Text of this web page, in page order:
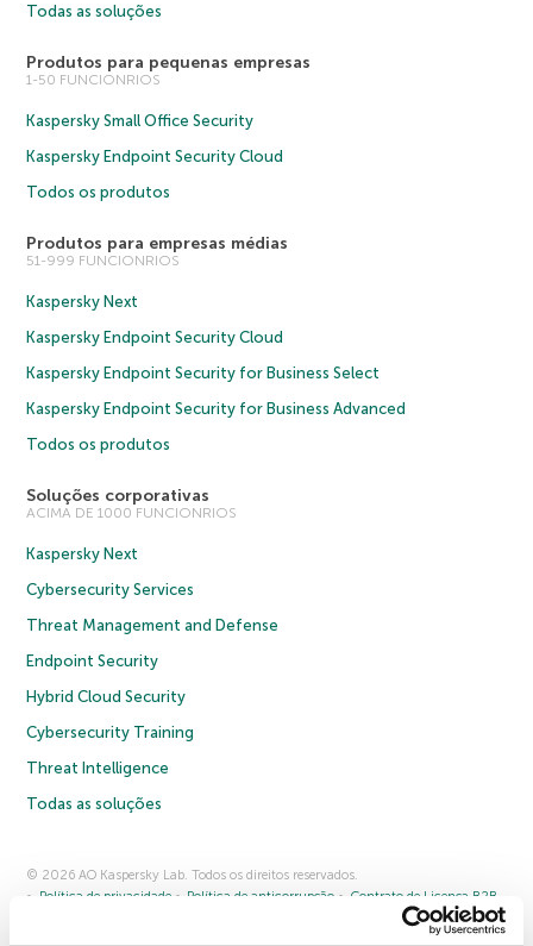
Todas as soluções
Produtos para pequenas empresas
1-50 FUNCIONRIOS
Kaspersky Small Office Security
Kaspersky Endpoint Security Cloud
Todos os produtos
Produtos para empresas médias
51-999 FUNCIONRIOS
Kaspersky Next
Kaspersky Endpoint Security Cloud
Kaspersky Endpoint Security for Business Select
Kaspersky Endpoint Security for Business Advanced
Todos os produtos
Soluções corporativas
ACIMA DE 1000 FUNCIONRIOS
Kaspersky Next
Cybersecurity Services
Threat Management and Defense
Endpoint Security
Hybrid Cloud Security
Cybersecurity Training
Threat Intelligence
Todas as soluções
© 2026 AO Kaspersky Lab. Todos os direitos reservados.
Política de privacidade
Política de anticorrupção
Contrato de Licença B2B
Cookies